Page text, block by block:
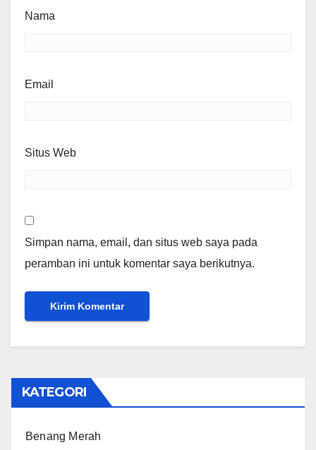
Nama
Email
Situs Web
Simpan nama, email, dan situs web saya pada
peramban ini untuk komentar saya berikutnya.
KATEGORI
Benang Merah